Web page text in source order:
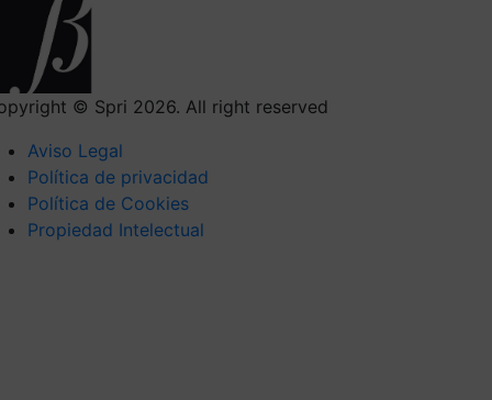
© Spri 2026. All right reserved
Aviso Legal
Política de privacidad
Política de Cookies
Propiedad Intelectual